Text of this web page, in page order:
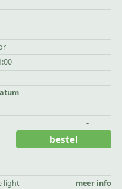
-
light
meer info
bestel